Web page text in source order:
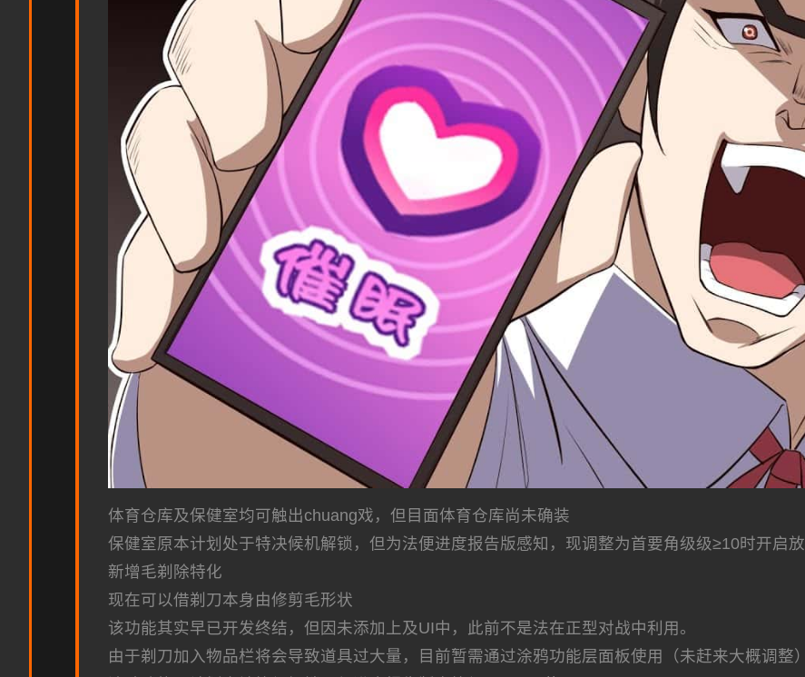
体育仓库及保健室均可触出chuang戏，但目面体育仓库尚未确装
保健室原本计划处于特决候机解锁，但为法便进度报告版感知，现调整为首要角级级≥10时开启放
新增毛剃除特化
现在可以借剃刀本身由修剪毛形状
该功能其实早已开发终结，但因未添加上及UI中，此前不是法在正型对战中利用。
由于剃刀加入物品栏将会导致道具过大量，目前暂需通过涂鸦功能层面板使用（未赶来大概调整）